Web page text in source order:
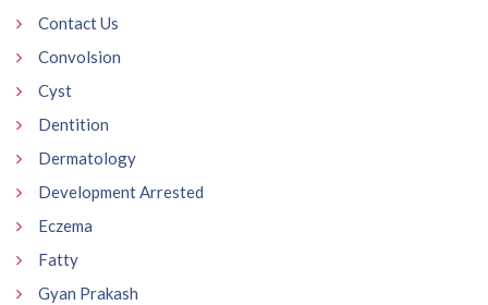
Contact Us
Convolsion
Cyst
Dentition
Dermatology
Development Arrested
Eczema
Fatty
Gyan Prakash